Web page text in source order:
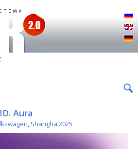
Aura
, Shanghai2025